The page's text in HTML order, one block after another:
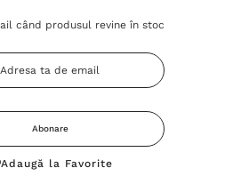
când produsul revine în stoc
Abonare
Adaugă la Favorite